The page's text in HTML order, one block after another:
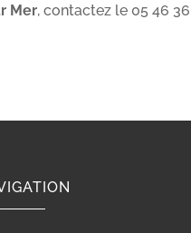
Mer, contactez le 05 46